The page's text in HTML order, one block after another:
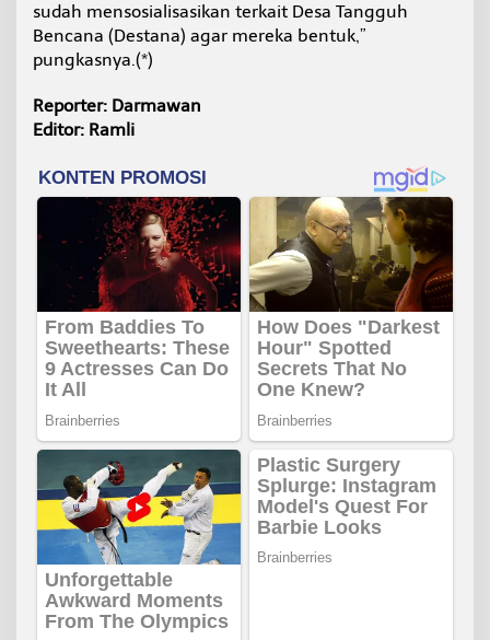
sudah mensosialisasikan terkait Desa Tangguh
Bencana (Destana) agar mereka bentuk,”
pungkasnya.(*)
Reporter: Darmawan
Editor: Ramli